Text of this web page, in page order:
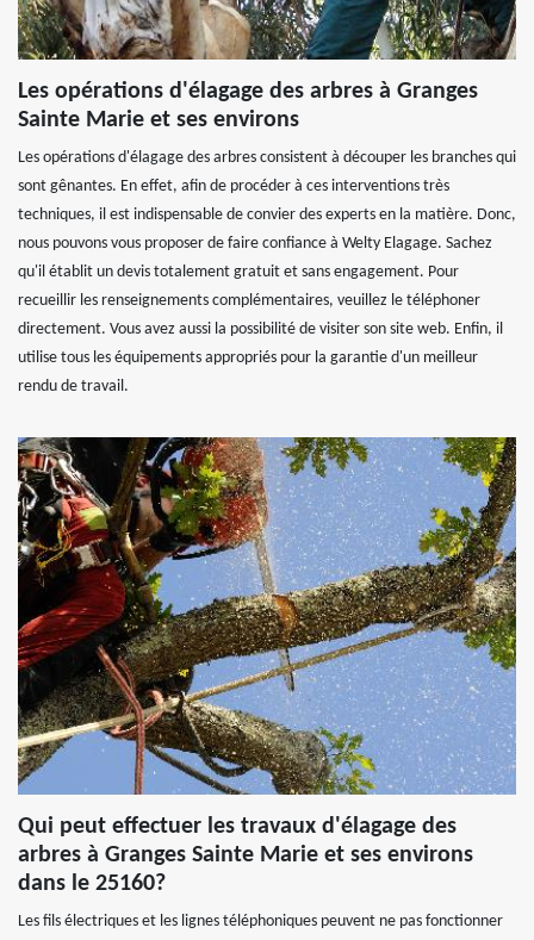
Les opérations d'élagage des arbres à Granges
Sainte Marie et ses environs
Les opérations d'élagage des arbres consistent à découper les branches qui
sont gênantes. En effet, afin de procéder à ces interventions très
techniques, il est indispensable de convier des experts en la matière. Donc,
nous pouvons vous proposer de faire confiance à Welty Elagage. Sachez
qu'il établit un devis totalement gratuit et sans engagement. Pour
recueillir les renseignements complémentaires, veuillez le téléphoner
directement. Vous avez aussi la possibilité de visiter son site web. Enfin, il
utilise tous les équipements appropriés pour la garantie d'un meilleur
rendu de travail.
Qui peut effectuer les travaux d'élagage des
arbres à Granges Sainte Marie et ses environs
dans le 25160?
Les fils électriques et les lignes téléphoniques peuvent ne pas fonctionner